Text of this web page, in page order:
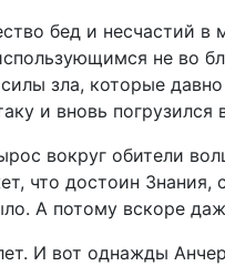
бед и несчастий в
не во
зла, которые
и вновь погрузился
вокруг обители
что достоин
А потому вскоре
И вот однажды